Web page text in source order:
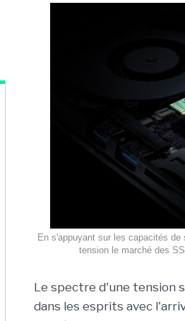
En s'appuyant sur les capacités
tension le marché des
Le spectre d'une tension
dans les esprits avec